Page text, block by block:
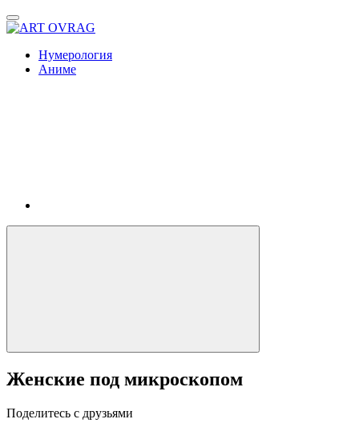
Нумерология
Аниме
Женские под микроскопом
Поделитесь с друзьями